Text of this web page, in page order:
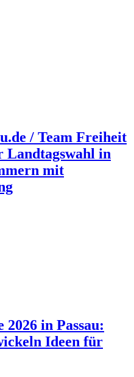
/ Team Freiheit
Landtagswahl in
mit
in Passau:
Ideen für